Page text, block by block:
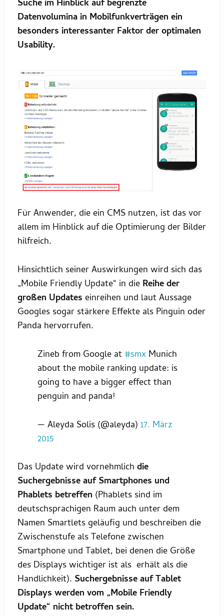
Suche im Hinblick auf begrenzte
Datenvolumina in Mobilfunkverträgen ein
besonders interessanter Faktor der optimalen
Usability.
Für Anwender, die ein CMS nutzen, ist das vor
allem im Hinblick auf die Optimierung der Bilder
hilfreich.
Hinsichtlich seiner Auswirkungen wird sich das
„Mobile Friendly Update“ in die Reihe der
großen Updates einreihen und laut Aussage
Googles sogar stärkere Effekte als Pinguin oder
Panda hervorrufen.
Zineb from Google at#smx Munich
about the mobile ranking update: is
going to have a bigger effect than
penguin and panda!
— Aleyda Solis (@aleyda) 17. März
2015
Das Update wird vornehmlich die
Suchergebnisse auf Smartphones und
Phablets betreffen (Phablets sind im
deutschsprachigen Raum auch unter dem
Namen Smartlets geläufig und beschreiben die
Zwischenstufe als Telefone zwischen
Smartphone und Tablet, bei denen die Größe
des Displays wichtiger ist als erhält als die
Handlichkeit). Suchergebnisse auf Tablet
Displays werden vom „Mobile Friendly
Update“ nicht betroffen sein.